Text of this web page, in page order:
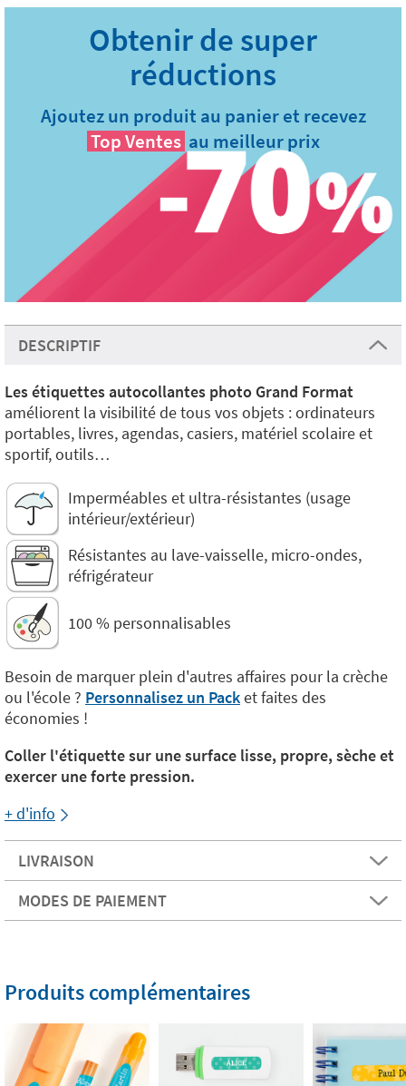
Ajoutez un produit au panier et recevez
Top Ventes au meilleur prix
DESCRIPTIF
Les étiquettesautocollantes photo Grand Format
améliorent la visibilité de tous vos objets : ordinateurs
portables, livres, agendas, casiers, matériel scolaire et
sportif, outils…
Imperméables et ultra-résistantes (usage
intérieur/extérieur)
Résistantes au lave-vaisselle, micro-ondes,
réfrigérateur
100 % personnalisables
Besoin de marquer plein d'autres affaires pour la crèche
ou l'école ? Personnalisez un Packet faites des
économies !
Coller l'étiquette sur une surface lisse, propre, sèche et
exercer une forte pression.
+ d'info
LIVRAISON
MODES DE PAIEMENT
Produits complémentaires